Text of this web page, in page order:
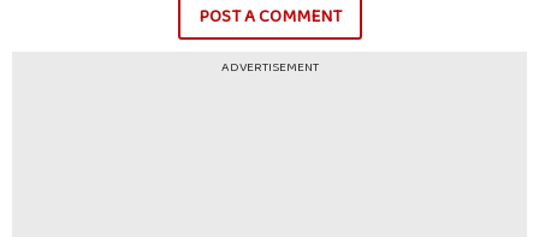
POST A COMMENT
ADVERTISEMENT